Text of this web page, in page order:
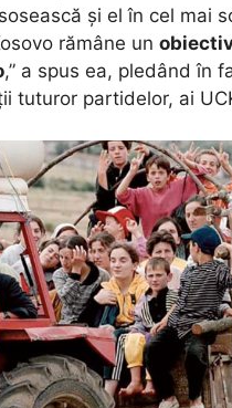
și el în cel mai
rămâne un
,” a spus ea, pledând în
tuturor partidelor, ai